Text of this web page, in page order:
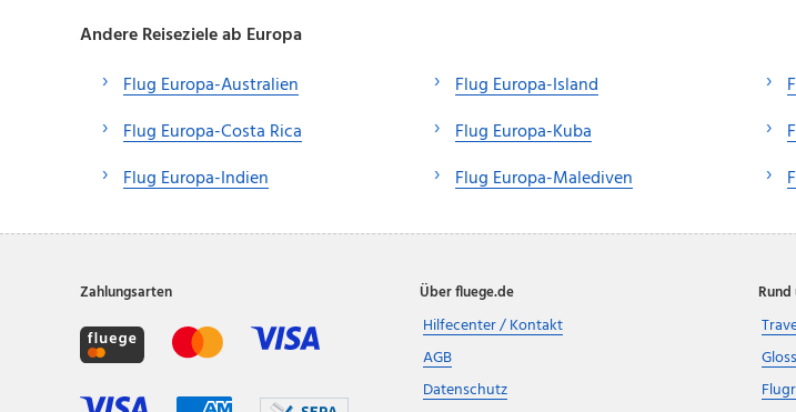
Andere Reiseziele ab Europa
Flug Europa-Australien
Flug Europa-Costa Rica
Flug Europa-Indien
Flug Europa-Island
Flug Europa-Kuba
Flug Europa-Malediven